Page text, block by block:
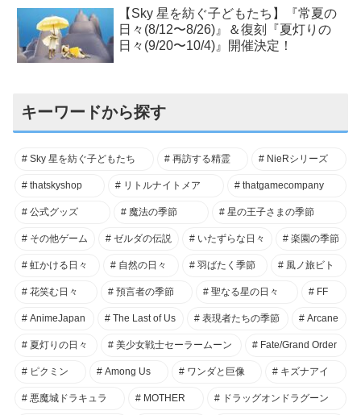
【Sky 星を紡ぐ子どもたち】『常夏の
日々(8/12〜8/26)』＆復刻『夏灯りの
日々(9/20〜10/4)』開催決定！
キーワードから探す
Sky 星を紡ぐ子どもたち 再訪する精霊 NieRシリーズ
thatskyshop リトルナイトメア thatgamecompany
公式グッズ 魔法の季節 星の王子さまの季節
その他ゲーム ゼルダの伝説 いたずらな日々 楽園の季節
虹かける日々 自然の日々 羽ばたく季節 風ノ旅ビト
花笑む日々 預言者の季節 聖なる星の日々 FF
AnimeJapan The Last of Us 表現者たちの季節 Arcane
夏灯りの日々 美少女戦士セーラームーン Fate/Grand Order
ピクミン Among Us ワンダと巨像 キズナアイ
悪魔城ドラキュラ MOTHER ドラッグオンドラグーン